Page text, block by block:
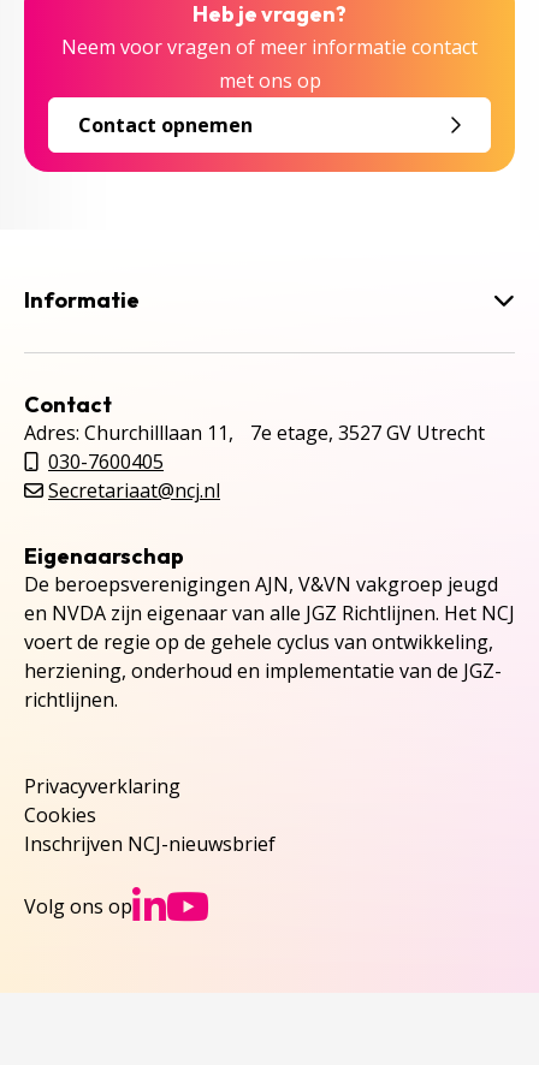
Heb je vragen?
Neem voor vragen of meer informatie contact
met ons op
Contact opnemen
Informatie
Contact
Adres: Churchilllaan 11, 7e etage, 3527 GV Utrecht
030-7600405
Secretariaat@ncj.nl
Eigenaarschap
De beroepsverenigingen AJN, V&VN vakgroep jeugd
en NVDA zijn eigenaar van alle JGZ Richtlijnen. Het NCJ
voert de regie op de gehele cyclus van ontwikkeling,
herziening, onderhoud en implementatie van de JGZ-
richtlijnen.
Privacyverklaring
Cookies
Inschrijven NCJ-nieuwsbrief
Volg ons op Ga naar NCJs